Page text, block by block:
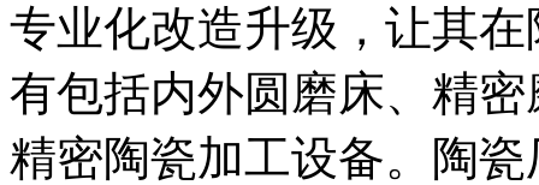
专业化改造升级，让其
有包括内外圆磨床、精
精密陶瓷加工设备。陶